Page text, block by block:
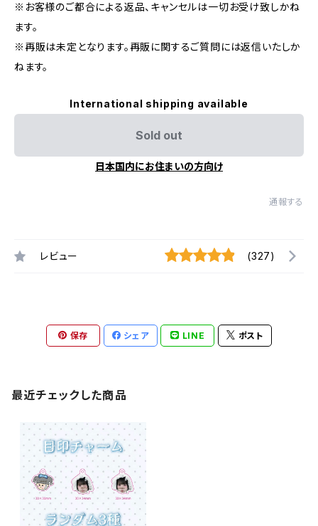
※お客様のご都合による返品、キャンセルは一切お受け致しかね
ます。
※再販は未定となります。再販に関するご質問には返信いたしか
ねます。
International shipping available
Sold out
日本国内にお住まいの方向け
通報する
レビュー (327)
保存 シェア LINE ポスト
最近チェックした商品